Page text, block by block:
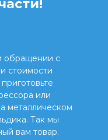
обращении с
стоимости
или
металлическом
Так мы
вам товар.